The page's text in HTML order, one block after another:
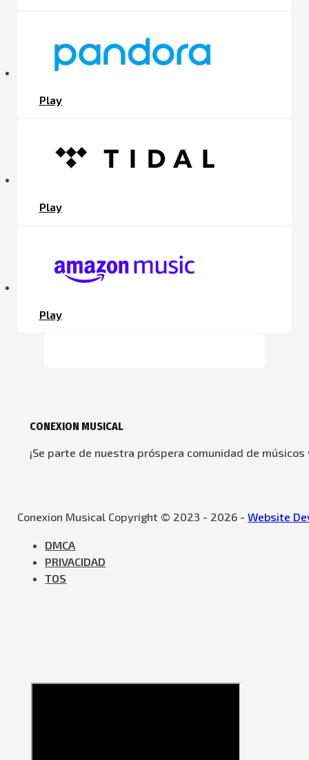
Play
Play
Play
CONEXION MUSICAL
¡Se parte de nuestra próspera comunidad de
Conexion Musical Copyright © 2023 - 2026 -Website
DMCA
PRIVACIDAD
TOS